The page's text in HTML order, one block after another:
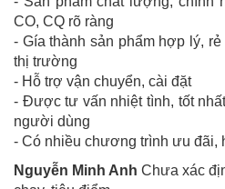
CO, CQ rõ ràng
- Gía thành sản phẩm hợp lý,
thị trường
- Hỗ trợ vận chuyển, cài đặt
- Được tư vấn nhiệt tình, tốt
người dùng
- Có nhiều chương trình ưu đãi,
Nguyễn Minh Anh Chưa xác